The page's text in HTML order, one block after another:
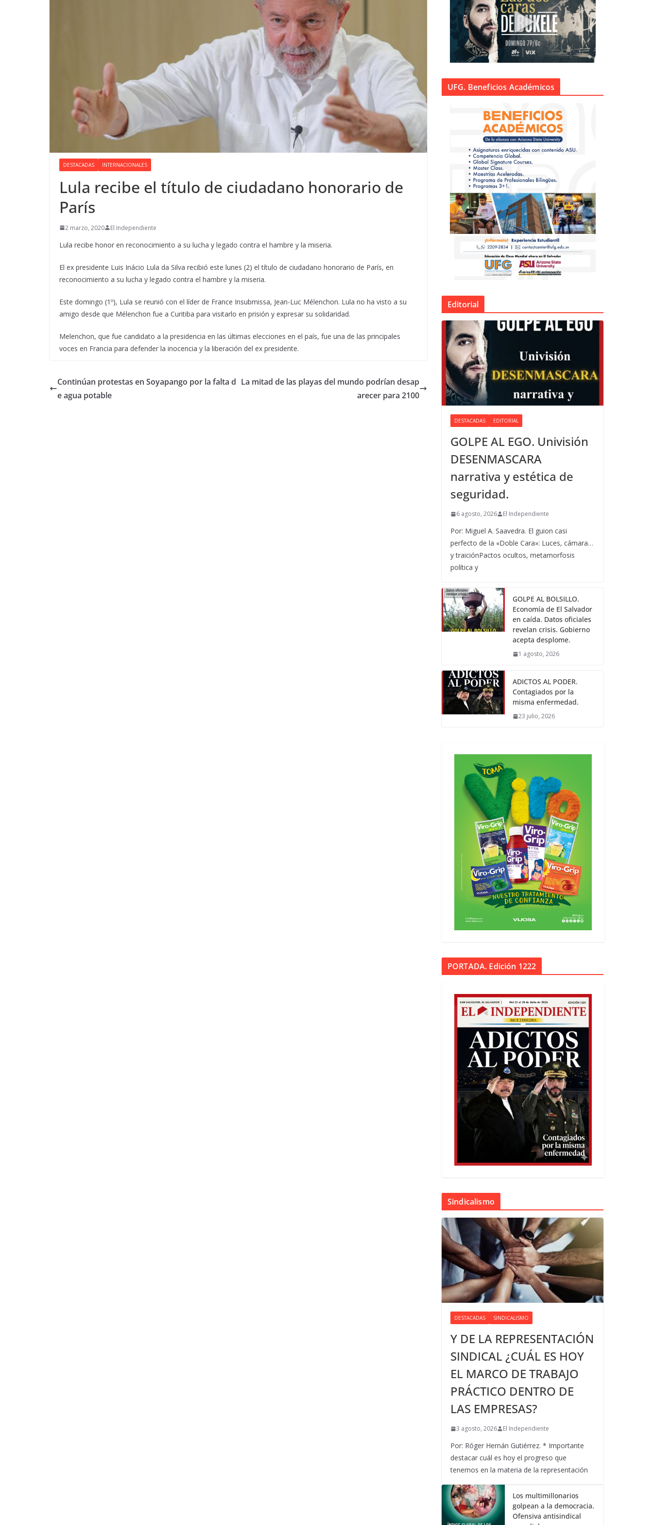
DESTACADAS INTERNACIONALES
Lula recibe el título de ciudadano honorario de
París
2 marzo, 2020 El Independiente
Lula recibe honor en reconocimiento a su lucha y legado contra el hambre y la miseria.
El ex presidente Luis Inácio Lula da Silva recibió este lunes (2) el título de ciudadano honorario de París, en
reconocimiento a su lucha y legado contra el hambre y la miseria.
Este domingo (1º), Lula se reunió con el líder de France Insubmissa, Jean-Luc Mélenchon. Lula no ha visto a su
amigo desde que Mélenchon fue a Curitiba para visitarlo en prisión y expresar su solidaridad.
Melenchon, que fue candidato a la presidencia en las últimas elecciones en el país, fue una de las principales
voces en Francia para defender la inocencia y la liberación del ex presidente.
Continúan protestas en Soyapango por la falta d
e agua potable
La mitad de las playas del mundo podrían desap
arecer para 2100
UFG. Beneficios Académicos
Editorial
DESTACADAS EDITORIAL
GOLPE AL EGO. Univisión
DESENMASCARA
narrativa y estética de
seguridad.
6 agosto, 2026 El Independiente
Por: Miguel A. Saavedra. El guion casi
perfecto de la «Doble Cara»: Luces, cámara…
y traiciónPactos ocultos, metamorfosis
política y
GOLPE AL BOLSILLO.
Economía de El Salvador
en caída. Datos oficiales
revelan crisis. Gobierno
acepta desplome.
1 agosto, 2026
ADICTOS AL PODER.
Contagiados por la
misma enfermedad.
23 julio, 2026
PORTADA. Edición 1222
Sindicalismo
DESTACADAS SINDICALISMO
Y DE LA REPRESENTACIÓN
SINDICAL ¿CUÁL ES HOY
EL MARCO DE TRABAJO
PRÁCTICO DENTRO DE
LAS EMPRESAS?
3 agosto, 2026 El Independiente
Por: Róger Hernán Gutiérrez. * Importante
destacar cuál es hoy el progreso que
tenemos en la materia de la representación
Los multimillonarios
golpean a la democracia.
Ofensiva antisindical